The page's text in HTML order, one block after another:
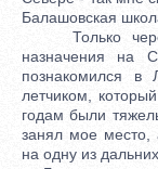
Балашовская
Только через
назначения на
познакомился в
летчиком,
годам были
занял мое место,
на одну из